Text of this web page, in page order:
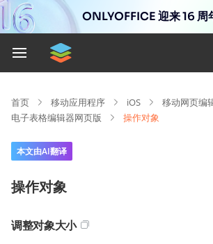
ONLYOFFICE 迎来 16 周
首页 移动应用程序 iOS
移动网页编
电子表格编辑器网页版
操作对象
本文由AI翻译
操作对象
调整对象大小